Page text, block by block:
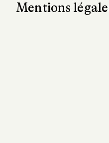
Mentions